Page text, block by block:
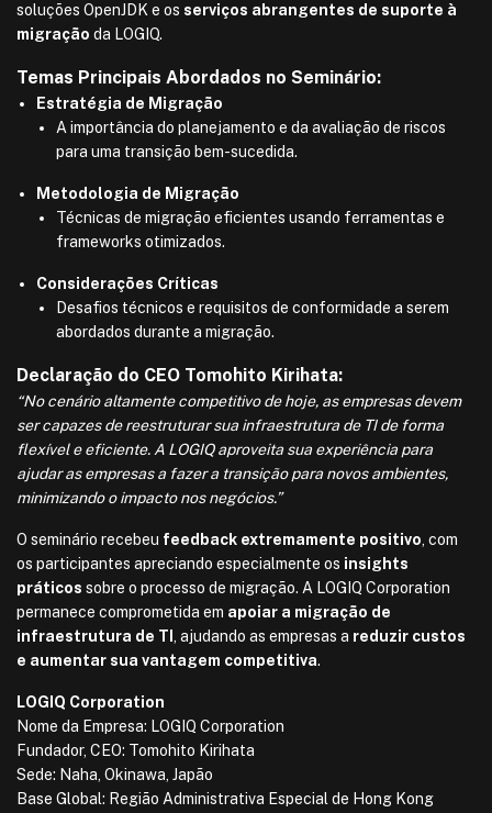
soluções OpenJDK e os serviços abrangentes de suporte à
migração da LOGIQ.
Temas Principais Abordados no Seminário:
Estratégia de Migração
A importância do planejamento e da avaliação de riscos
para uma transição bem-sucedida.
Metodologia de Migração
Técnicas de migração eficientes usando ferramentas e
frameworks otimizados.
Considerações Críticas
Desafios técnicos e requisitos de conformidade a serem
abordados durante a migração.
Declaração do CEO Tomohito Kirihata:
“No cenário altamente competitivo de hoje, as empresas devem
ser capazes de reestruturar sua infraestrutura de TI de forma
flexível e eficiente. A LOGIQ aproveita sua experiência para
ajudar as empresas a fazer a transição para novos ambientes,
minimizando o impacto nos negócios.”
O seminário recebeu feedback extremamente positivo , com
os participantes apreciando especialmente os insights
práticos sobre o processo de migração. A LOGIQ Corporation
permanece comprometida em apoiar a migração de
infraestrutura de TI
, ajudando as empresas a reduzir custos
e aumentar sua vantagem competitiva.
LOGIQ Corporation
Nome da Empresa: LOGIQ Corporation
Fundador, CEO: Tomohito Kirihata
Sede: Naha, Okinawa, Japão
Base Global: Região Administrativa Especial de Hong Kong